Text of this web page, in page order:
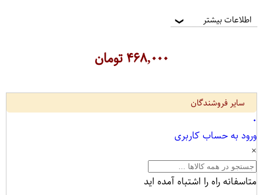
اطلاعات بیشتر ❯
۴۶۸,۰۰۰تومان
سایر فروشندگان
۰
ورود به حساب کاربری
×
متاسفانه راه را اشتباه آمده اید